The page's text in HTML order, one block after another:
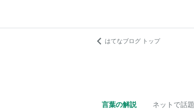
はてなブログ トップ
言葉の解説 ネットで話題